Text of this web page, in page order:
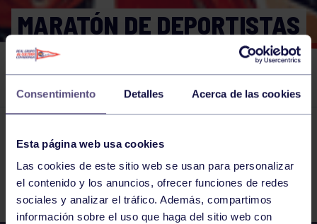
Consentimiento Detalles Acerca de las cookies
Esta página web usa cookies
Las cookies de este sitio web se usan para personalizar
el contenido y los anuncios, ofrecer funciones de redes
sociales y analizar el tráfico. Además, compartimos
información sobre el uso que haga del sitio web con
MARATÓN DE DEPORTISTAS
«PIONERO» PARA DONAR
SANGRE.
El grupo en prensa
Comparte